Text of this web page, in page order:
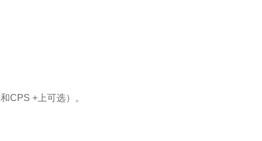
和CPS + 上可选）。